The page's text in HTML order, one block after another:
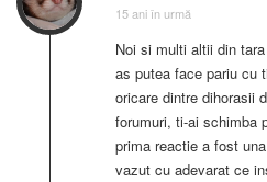
15 ani în urmă
Noi si multi altii din
as putea face pariu cu
oricare dintre dihorasii
forumuri, ti-ai schimba
prima reactie a fost
vazut cu adevarat ce